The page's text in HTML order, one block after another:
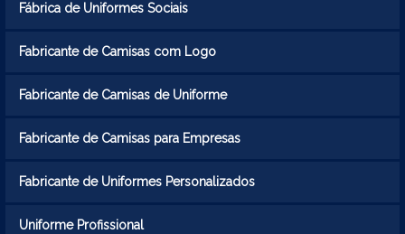
Fábrica de Uniformes Sociais
Fabricante de Camisas com Logo
Fabricante de Camisas de Uniforme
Fabricante de Camisas para Empresas
Fabricante de Uniformes Personalizados
Uniforme Profissional